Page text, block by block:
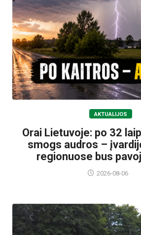
AKTUALIJOS
Orai Lietuvoje: po 32
smogs audros –
regionuose bus
2026-08-06